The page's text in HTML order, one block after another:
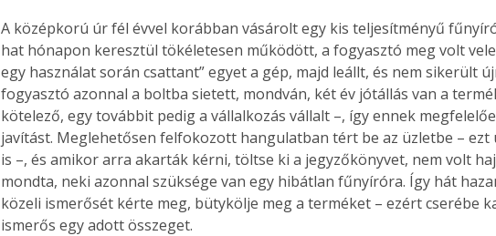
A középkorú úr fél évvel korábban vásárolt egy kis teljesítményű
hat hónapon keresztül tökéletesen működött, a fogyasztó meg volt
egy használat során csattant” egyet a gép, majd leállt, és nem sikerült
fogyasztó azonnal a boltba sietett, mondván, két év jótállás van a
kötelező, egy továbbit pedig a vállalkozás vállalt –, így ennek
javítást. Meglehetősen felfokozott hangulatban tért be az üzletbe – ezt
is –, és amikor arra akarták kérni, töltse ki a jegyzőkönyvet, nem volt
mondta, neki azonnal szüksége van egy hibátlan fűnyíróra. Így hát
közeli ismerősét kérte meg, bütykölje meg a terméket – ezért cserébe
ismerős egy adott összeget.